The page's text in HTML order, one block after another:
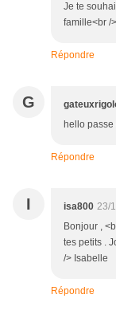
Je te
famille<br /
Répondre
G
hello
Répondre
I isa800 23/
Bonjour ,
tes petits .
/> Isabelle
Répondre